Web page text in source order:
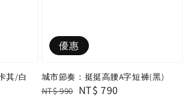
其/白
優惠
城市節奏：挺挺高腰A字短褲(黑)
Regular
NT$ 990 Sale
NT$ 790